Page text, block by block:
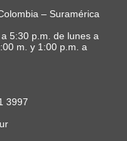
– Suramérica
5:30 p.m. de lunes a
m. y 1:00 p.m. a
3997